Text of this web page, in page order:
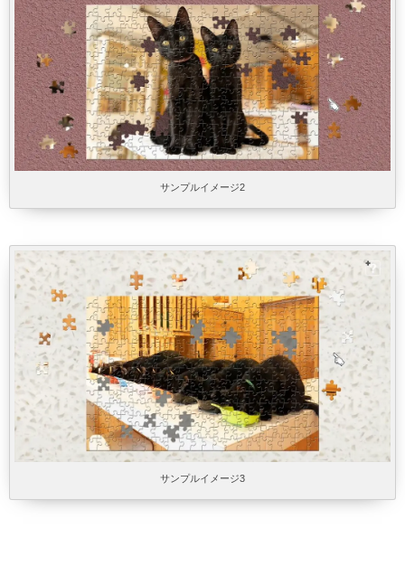
サンプルイメージ2
サンプルイメージ3